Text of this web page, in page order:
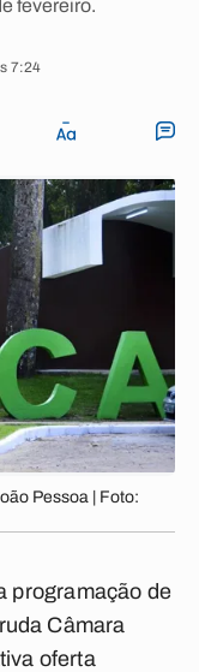
fevereiro.
7:24
Pessoa | Foto:
programação de
Câmara
oferta